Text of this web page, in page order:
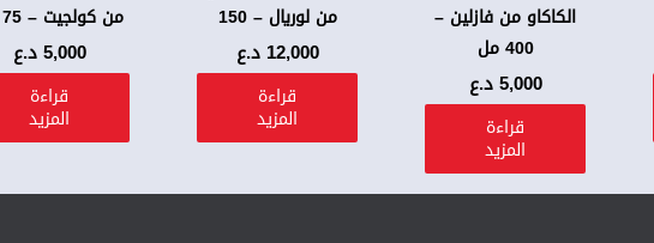
الكاكاو من فازلين –
400 مل
5,000د.ع
قراءة
المزيد
من لوريال – 150
12,000 د.ع
قراءة
المزيد
من كولجيت – 75 مل
5,000د.ع
قراءة
المزيد